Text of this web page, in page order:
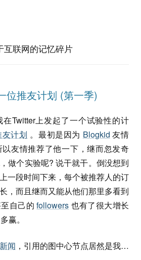
互联网的记忆碎片
位推友计划 (第一季)
Twitter上发起了一个试验性的计
计划 。最初是因为 Blogkid 友情
友情推荐了他一下，继而忽发奇
做个实验呢? 说干就干。倒没想到
一段时间下来，每个被推荐人的订
，而且继而又能从他们那里多看到
至自己的followers 也有了很大增长
赢。
新闻 ，引用的图中心节点居然是我…